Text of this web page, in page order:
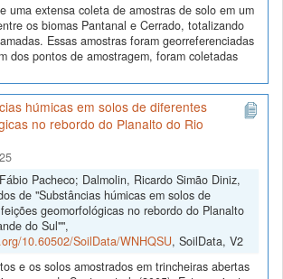
uma extensa coleta de amostras de solo em um
os biomas Pantanal e Cerrado, totalizando
Essas amostras foram georreferenciadas
dos pontos de amostragem, foram coletadas
húmicas em solos de diferentes
no rebordo do Planalto do Rio
Pacheco; Dalmolin, Ricardo Simão Diniz,
de "Substâncias húmicas em solos de
geomorfológicas no rebordo do Planalto
do Sul"",
10.60502/SoilData/WNHQSU, SoilData, V2
e os solos amostrados em trincheiras abertas